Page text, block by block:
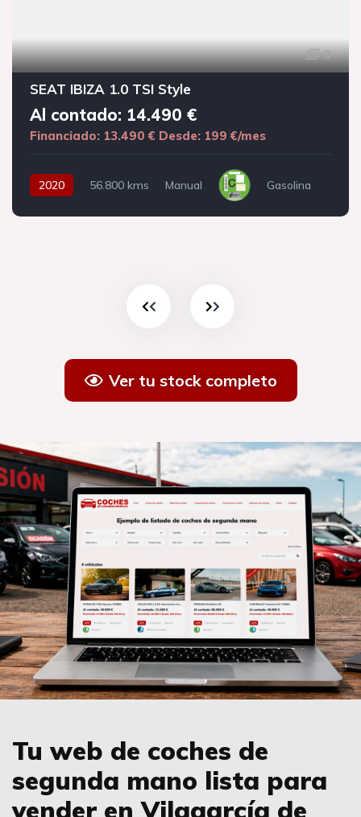
8
SEAT IBIZA 1.0 TSI Style
Al contado: 14.490 €
Financiado: 13.490 € Desde: 199 €/mes
2020 56.800 kms Manual Gasolina
Ver tu stock completo
Tu web de coches de
segunda mano lista para
vender en Vilagarcía de